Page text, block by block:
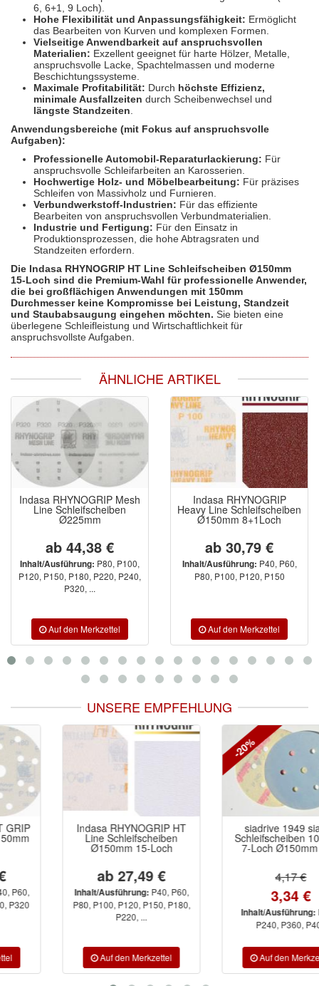
6, 6+1, 9 Loch).
Hohe Flexibilität und Anpassungsfähigkeit: Ermöglicht
das Bearbeiten von Kurven und komplexen Formen.
Vielseitige Anwendbarkeit auf anspruchsvollen
Materialien: Exzellent geeignet für harte Hölzer, Metalle,
anspruchsvolle Lacke, Spachtelmassen und moderne
Beschichtungssysteme.
Maximale Profitabilität: Durch höchste Effizienz,
minimale Ausfallzeiten durch Scheibenwechsel und
längste Standzeiten
Anwendungsbereiche (mit Fokus auf anspruchsvolle
Aufgaben):
Professionelle Automobil-Reparaturlackierung: Für
anspruchsvolle Schleifarbeiten an Karosserien.
Hochwertige Holz- und Möbelbearbeitung: Für präzises
Schleifen von Massivholz und Furnieren.
Verbundwerkstoff-Industrien: Für das effiziente
Bearbeiten von anspruchsvollen Verbundmaterialien.
Industrie und Fertigung: Für den Einsatz in
Produktionsprozessen, die hohe Abtragsraten und
Standzeiten erfordern.
Die Indasa RHYNOGRIP HT Line Schleifscheiben Ø150mm
15-Loch sind die Premium-Wahl für professionelle Anwender,
die bei großflächigen Anwendungen mit 150mm
Durchmesser keine Kompromisse bei Leistung, Standzeit
und Staubabsaugung eingehen möchten. Sie bieten eine
überlegene Schleifleistung und Wirtschaftlichkeit für
anspruchsvollste Aufgaben.
ÄHNLICHE ARTIKEL
Indasa RHYNOGRIP Mesh
Line Schleifscheiben
Ø225mm
ab 44,38 €
Inhalt/Ausführung: P80, P100,
P120, P150, P180, P220, P240,
P320, ...
Indasa RHYNOGRIP
Heavy Line Schleifscheiben
Ø150mm 8+1Loch
ab 30,79 €
Inhalt/Ausführung: P40, P60,
P80, P100, P120, P150
UNSERE EMPFEHLUNG
Indasa RHYNOGRIP HT
Line Schleifscheiben
Ø150mm 15-Loch
ab 27,49 €
Inhalt/Ausführung:P40, P60,
P80, P100, P120, P150, P180,
siadrive 1949 siafast
Schleifscheiben 10 Stück
7-Loch Ø150mm Klett
Inhalt/Ausführung:P120,
P240, P360, P400
-20%